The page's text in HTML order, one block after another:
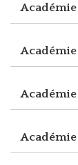
Académie